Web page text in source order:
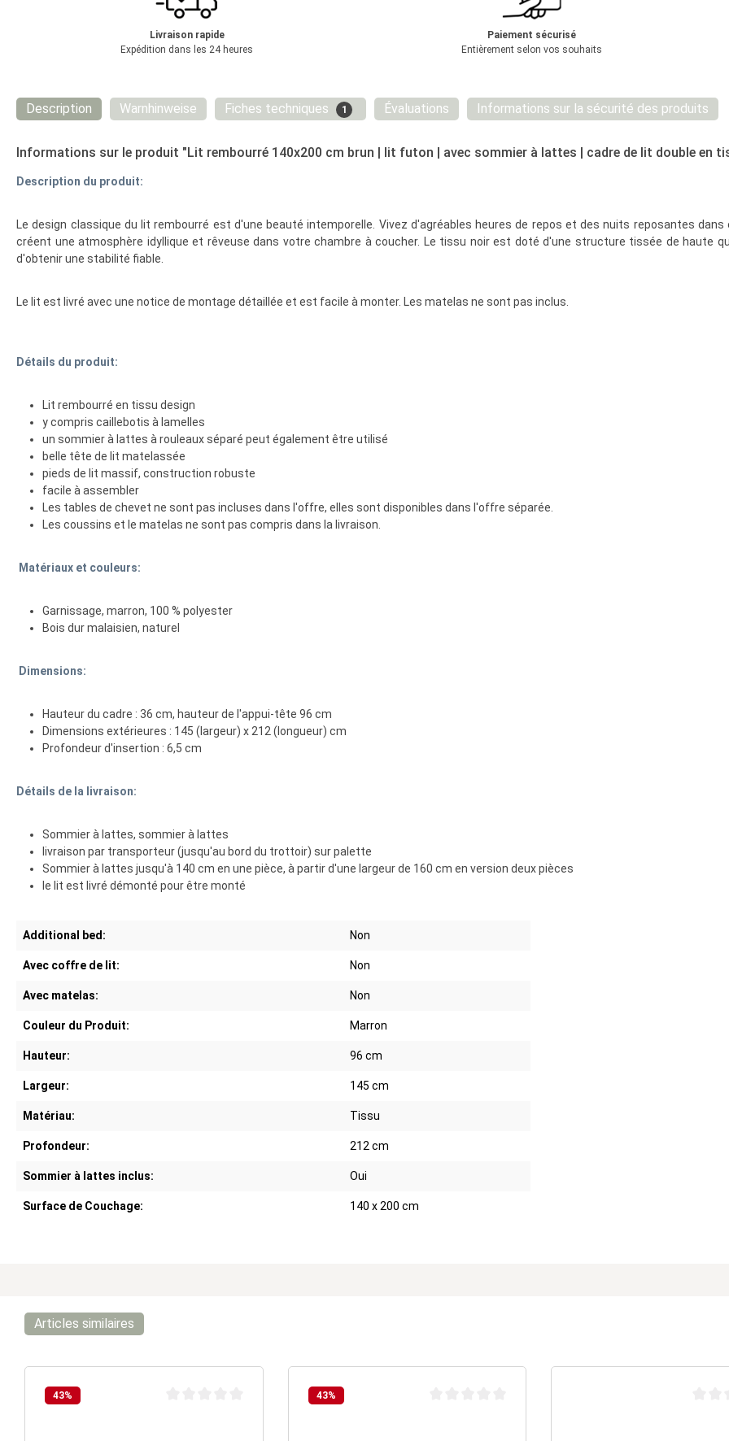
Livraison rapide
Expédition dans les 24 heures
Paiement sécurisé
Entièrement selon vos souhaits
Description Warnhinweise Fiches techniques 1 Évaluations Informations sur la sécurité des produits
Informations sur le produit "Lit rembourré 140x200 cm brun | lit futon | avec sommier à lattes | cadre de lit double en
Description du produit:
Le design classique du lit rembourré est d'une beauté intemporelle. Vivez d'agréables heures de repos et des nuits reposantes
créent une atmosphère idyllique et rêveuse dans votre chambre à coucher. Le tissu noir est doté d'une structure tissée de haute
d'obtenir une stabilité fiable.
Le lit est livré avec une notice de montage détaillée et est facile à monter. Les matelas ne sont pas inclus.
Détails du produit:
Lit rembourré en tissu design
y compris caillebotis à lamelles
un sommier à lattes à rouleaux séparé peut également être utilisé
belle tête de lit matelassée
pieds de lit massif, construction robuste
facile à assembler
Les tables de chevet ne sont pas incluses dans l'offre, elles sont disponibles dans l'offre séparée.
Les coussins et le matelas ne sont pas compris dans la livraison.
Matériaux et couleurs:
Garnissage, marron, 100 % polyester
Bois dur malaisien, naturel
Dimensions:
Hauteur du cadre : 36 cm, hauteur de l'appui-tête 96 cm
Dimensions extérieures : 145 (largeur) x 212 (longueur) cm
Profondeur d'insertion : 6,5 cm
Détails de la livraison:
Sommier à lattes, sommier à lattes
livraison par transporteur (jusqu'au bord du trottoir) sur palette
Sommier à lattes jusqu'à 140 cm en une pièce, à partir d'une largeur de 160 cm en version deux pièces
le lit est livré démonté pour être monté
Additional bed: Non
Avec coffre de lit: Non
Avec matelas: Non
Couleur du Produit: Marron
Hauteur: 96 cm
Largeur: 145 cm
Matériau: Tissu
Profondeur: 212 cm
Sommier à lattes inclus: Oui
Surface de Couchage: 140 x 200 cm
Articles similaires
43% 43%